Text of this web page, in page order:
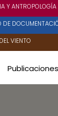
Publicaciones
Y ANTROPOLOGÍA
DE
VIENTO